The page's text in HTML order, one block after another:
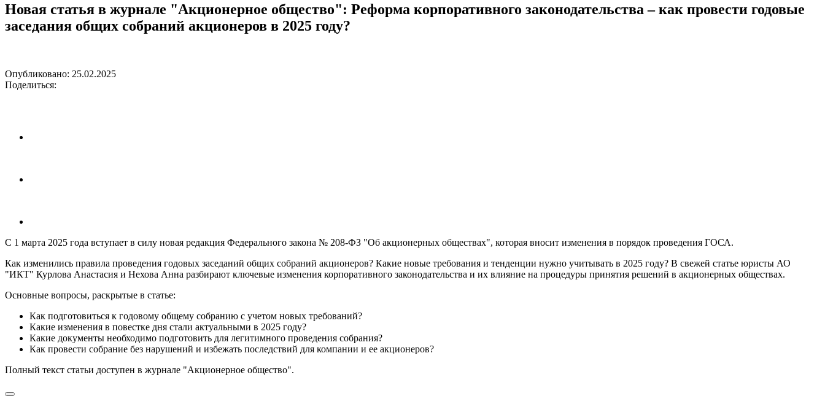
Новая статья в журнале "Акционерное общество": Реформа корпоративного законодательства – как провести годовые
заседания общих собраний акционеров в 2025 году?
Опубликовано: 25.02.2025
Поделиться:
С 1 марта 2025 года вступает в силу новая редакция Федерального закона № 208-ФЗ "Об акционерных обществах", которая вносит изменения в порядок проведения ГОСА.
Как изменились правила проведения годовых заседаний общих собраний акционеров? Какие новые требования и тенденции нужно учитывать в 2025 году? В свежей статье юристы АО
"ИКТ" Курлова Анастасия и Нехова Анна разбирают ключевые изменения корпоративного законодательства и их влияние на процедуры принятия решений в акционерных обществах.
Основные вопросы, раскрытые в статье:
Как подготовиться к годовому общему собранию с учетом новых требований?
Какие изменения в повестке дня стали актуальными в 2025 году?
Какие документы необходимо подготовить для легитимного проведения собрания?
Как провести собрание без нарушений и избежать последствий для компании и ее акционеров?
Полный текст статьи доступен в журнале "Акционерное общество".